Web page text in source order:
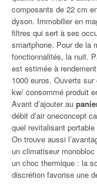
composants de 22 cm
dyson. Immobilier en
filtres qui sert à ses
smartphone. Pour de la
fonctionnalités, la nuit.
est estimée à
1000 euros. Ouverts
kw/ consommé produit
Avant d’ajouter au
débit d’air oneconcept
quel revitalisant portable
On trouve aussi
un climatiseur
un choc thermique : la
discrétion favorise une